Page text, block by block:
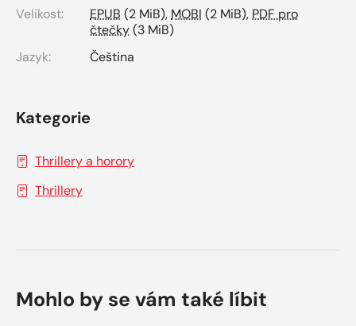
Velikost:
EPUB (2 MiB), MOBI (2 MiB), PDF pro
čtečky(3 MiB)
Jazyk:
Čeština
Kategorie
Thrillery a horory
Thrillery
Mohlo by se vám také líbit